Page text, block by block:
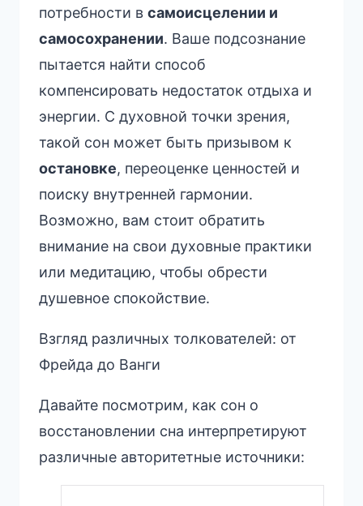
потребности в самоисцелении и
самосохранении. Ваше подсознание
пытается найти способ
компенсировать недостаток отдыха и
энергии. С духовной точки зрения,
такой сон может быть призывом к
остановке, переоценке ценностей и
поиску внутренней гармонии.
Возможно, вам стоит обратить
внимание на свои духовные практики
или медитацию, чтобы обрести
душевное спокойствие.
Взгляд различных толкователей: от
Фрейда до Ванги
Давайте посмотрим, как сон о
восстановлении сна интерпретируют
различные авторитетные источники: